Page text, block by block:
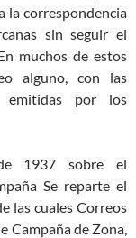
la correspondencia
sin seguir el
muchos de estos
alguno, con las
emitidas por los
1937 sobre el
Se reparte el
las cuales Correos
Campaña de Zona,